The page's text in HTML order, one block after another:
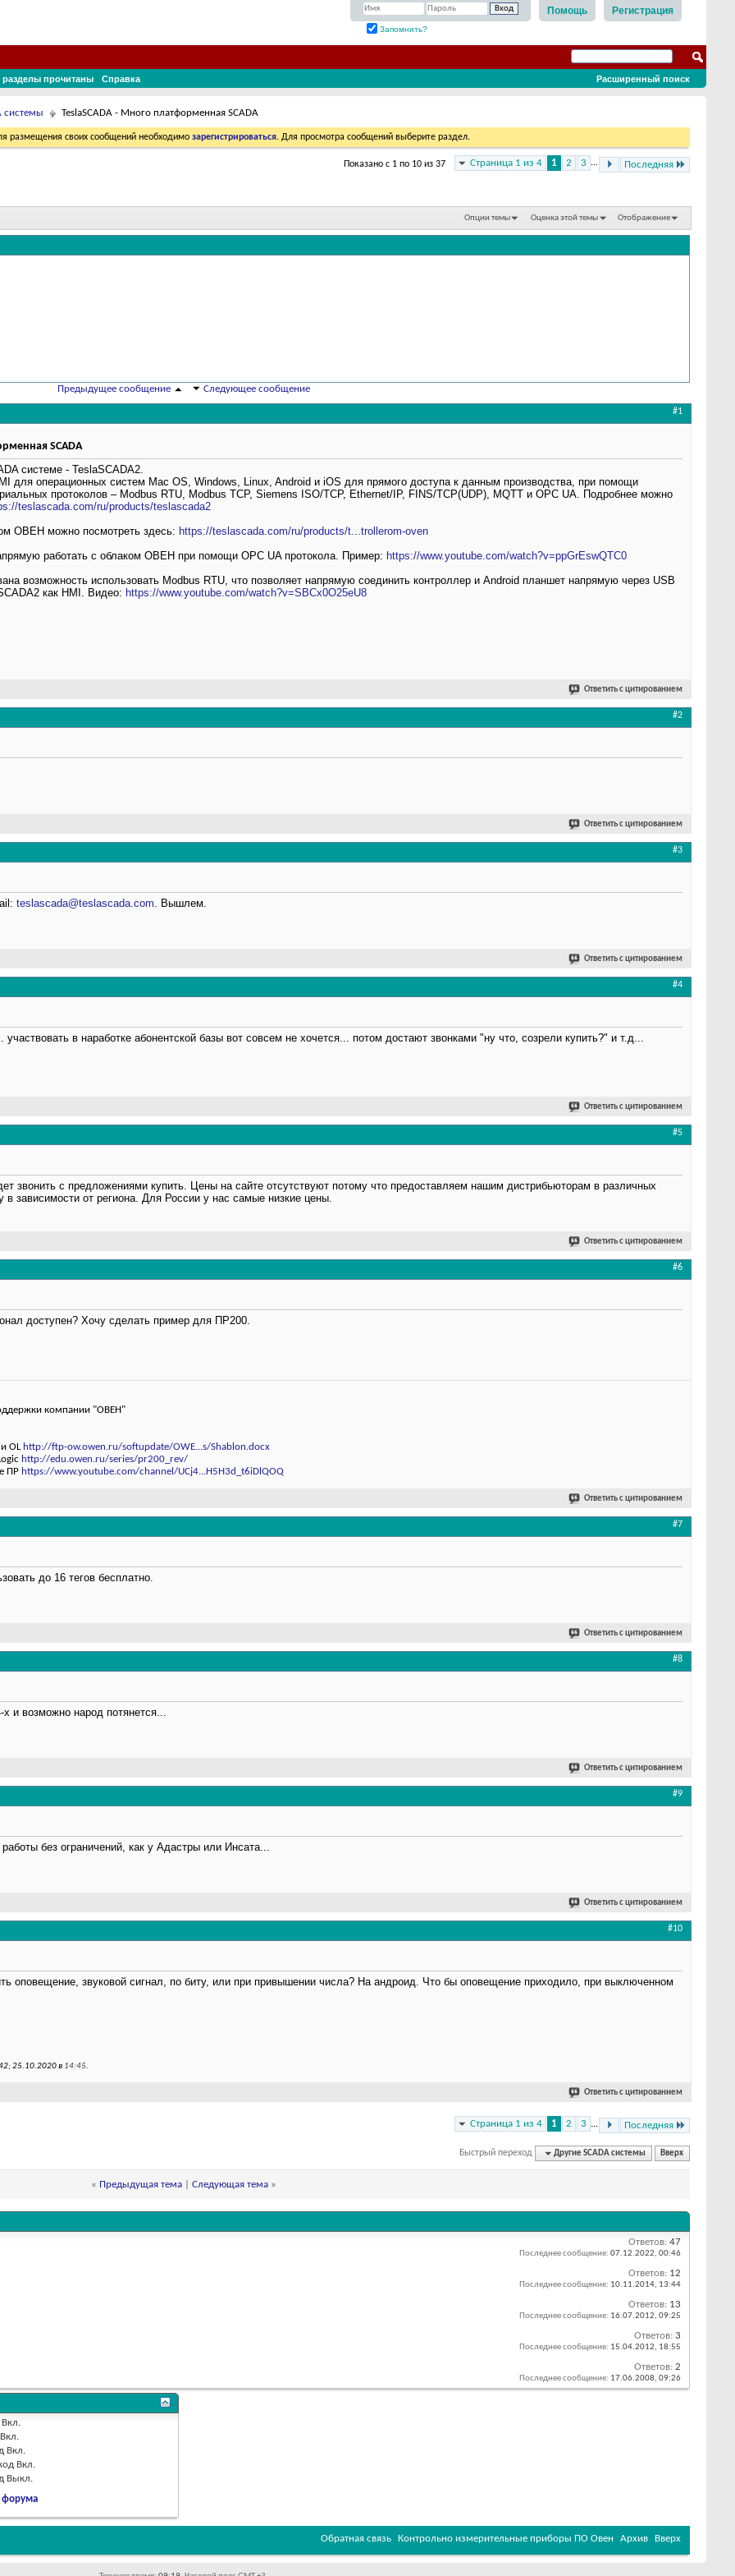
Регистрация
Помощь
Запомнить?
разделы прочитаны Справка Расширенный поиск
системы TeslaSCADA - Много платформенная SCADA
размещения своих сообщений необходимо зарегистрироваться. Для просмотра сообщений выберите раздел.
Страница 1 из 4 1 2 3 ... Последняя
Показано с 1 по 10 из 37
Опции темы Оценка этой темы Отображение
10:31
Предыдущее сообщение Следующее сообщение
#1
SCADA
системе - TeslaSCADA2.
для операционных систем Mac OS, Windows, Linux, Android и iOS для прямого доступа к данным производства, при помощи
протоколов – Modbus RTU, Modbus TCP, Siemens ISO/TCP, Ethernet/IP, FINS/TCP(UDP), MQTT и OPC UA. Подробнее можно
teslascada.com/ru/products/teslascada2
ОВЕН можно посмотреть здесь: https://teslascada.com/ru/products/t...trollerom-oven
работать с облаком ОВЕН при помощи OPC UA протокола. Пример: https://www.youtube.com/watch?v=ppGrEswQTC0
возможность использовать Modbus RTU, что позволяет напрямую соединить контроллер и Android планшет напрямую через USB
как HMI. Видео: https://www.youtube.com/watch?v=SBCx0O25eU8
Ответить с цитированием
#2
Ответить с цитированием
#3
teslascada@teslascada.com. Вышлем.
Ответить с цитированием
#4
участвовать в наработке абонентской базы вот совсем не хочется... потом достают звонками "ну что, созрели купить?" и т.д...
Ответить с цитированием
#5
звонить с предложениями купить. Цены на сайте отсутствуют потому что предоставляем нашим дистрибьюторам в различных
в зависимости от региона. Для России у нас самые низкие цены.
Ответить с цитированием
#6
доступен? Хочу сделать пример для ПР200.
компании "ОВЕН"
OL http://ftp-ow.owen.ru/softupdate/OWE...s/Shablon.docx
http://edu.owen.ru/series/pr200_rev/
ПР https://www.youtube.com/channel/UCj4...H5H3d_t6iDlQOQ
Ответить с цитированием
#7
до 16 тегов бесплатно.
Ответить с цитированием
#8
и возможно народ потянется...
Ответить с цитированием
#9
без ограничений, как у Адастры или Инсата...
Ответить с цитированием
#10
оповещение, звуковой сигнал, по биту, или при привышении числа? На андроид. Что бы оповещение приходило, при выключенном
25.10.2020 в 14:45.
Ответить с цитированием
Страница 1 из 4 1 2 3 ... Последняя
Быстрый переход Другие SCADA системы Вверх
« Предыдущая тема Следующая тема »
Ответов: 47
Последнее сообщение: 07.12.2022, 00:46
Ответов: 12
Последнее сообщение: 10.11.2014, 13:44
Ответов: 13
Последнее сообщение: 16.07.2012, 09:25
Ответов: 3
Последнее сообщение: 15.04.2012, 18:55
Ответов: 2
Последнее сообщение: 17.06.2008, 09:26
Вкл.
Вкл.
Вкл.
Вкл.
Выкл.
форума
Обратная связь Контрольно измерительные приборы ПО Овен Архив Вверх